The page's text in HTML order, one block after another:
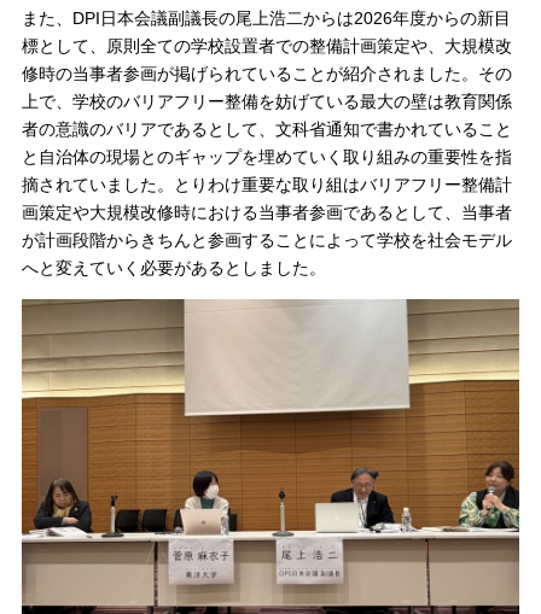
また、DPI日本会議副議長の尾上浩二からは2026年度からの新目
標として、原則全ての学校設置者での整備計画策定や、大規模改
修時の当事者参画が掲げられていることが紹介されました。その
上で、学校のバリアフリー整備を妨げている最大の壁は教育関係
者の意識のバリアであるとして、文科省通知で書かれていること
と自治体の現場とのギャップを埋めていく取り組みの重要性を指
摘されていました。とりわけ重要な取り組はバリアフリー整備計
画策定や大規模改修時における当事者参画であるとして、当事者
が計画段階からきちんと参画することによって学校を社会モデル
へと変えていく必要があるとしました。